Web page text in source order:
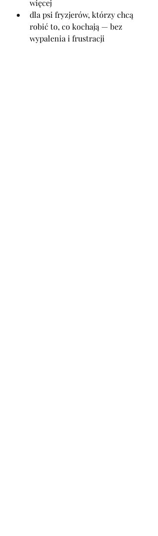
więcej
dla psi fryzjerów, którzy chcą
robić to, co kochają — bez
wypalenia i frustracji